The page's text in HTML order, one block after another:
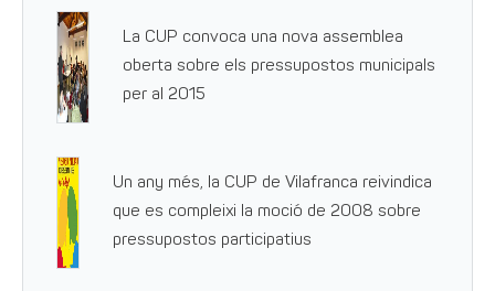
La CUP convoca una nova assemblea
oberta sobre els pressupostos municipals
per al 2015
Un any més, la CUP de Vilafranca reivindica
que es compleixi la moció de 2008 sobre
pressupostos participatius